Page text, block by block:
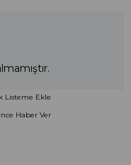
Listeme Ekle
Haber Ver